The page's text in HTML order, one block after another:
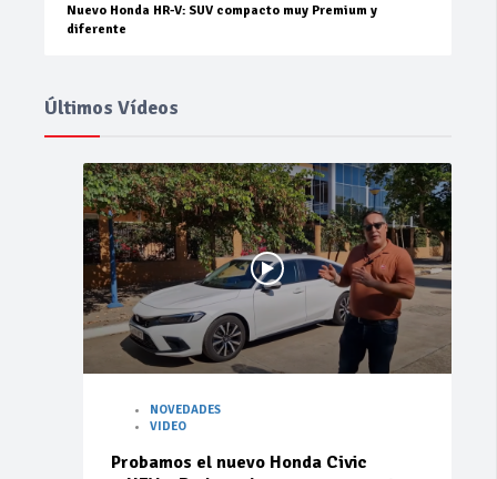
Nuevo Honda HR-V: SUV compacto muy Premium y
diferente
Últimos Vídeos
NOVEDADES
VIDEO
Probamos el nuevo Honda Civic